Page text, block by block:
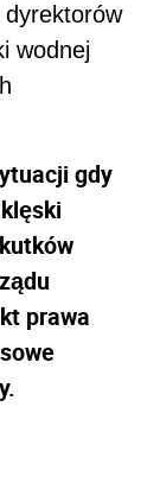
wodnej
gdy
prawa